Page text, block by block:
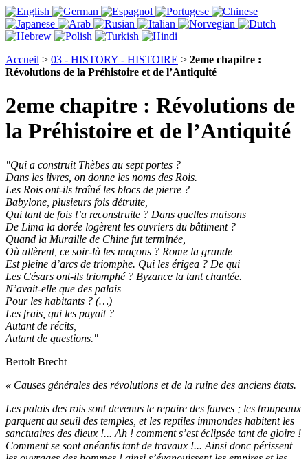
Accueil > 03 - HISTORY - HISTOIRE > 2eme chapitre :
Révolutions de la Préhistoire et de l’Antiquité
2eme chapitre : Révolutions de
la Préhistoire et de l’Antiquité
"Qui a construit Thèbes au sept portes ?
Dans les livres, on donne les noms des Rois.
Les Rois ont-ils traîné les blocs de pierre ?
Babylone, plusieurs fois détruite,
Qui tant de fois l’a reconstruite ? Dans quelles maisons
De Lima la dorée logèrent les ouvriers du bâtiment ?
Quand la Muraille de Chine fut terminée,
Où allèrent, ce soir-là les maçons ? Rome la grande
Est pleine d’arcs de triomphe. Qui les érigea ? De qui
Les Césars ont-ils triomphé ? Byzance la tant chantée.
N’avait-elle que des palais
Pour les habitants ? (…)
Les frais, qui les payait ?
Autant de récits,
Autant de questions."
Bertolt Brecht
« Causes générales des révolutions et de la ruine des anciens états.
Les palais des rois sont devenus le repaire des fauves ; les troupeaux
parquent au seuil des temples, et les reptiles immondes habitent les
sanctuaires des dieux !... Ah ! comment s’est éclipsée tant de gloire !
Comment se sont anéantis tant de travaux !... Ainsi donc périssent